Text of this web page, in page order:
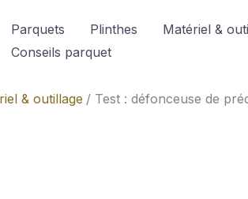
Parquets Plinthes Matériel &
Conseils parquet
& outillage Test : défonceuse de